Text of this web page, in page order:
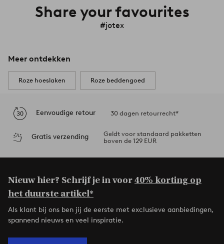
Share your favourites
#jotex
Meer ontdekken
Roze hoeslaken Roze beddengoed
Eenvoudige retour 30 dagen retourrecht*
Gratis verzending
Geldt voor standaard pakketten
boven de 129 EUR
Nieuw hier? Schrijf je in voor40% korting op
het duurste artikel*
Als klant bij ons ben jij de eerste met exclusieve aanbiedingen,
spannend nieuws en veel inspiratie.